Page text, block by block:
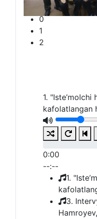
1.
kafolatlangan
0:00
--:--
1.
3.